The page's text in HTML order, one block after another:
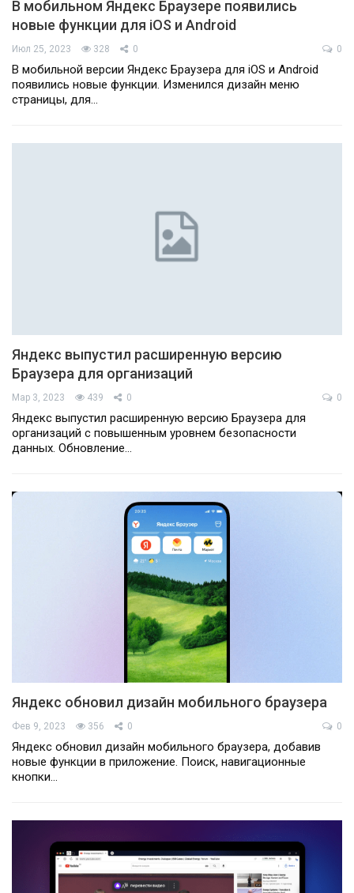
В мобильном Яндекс Браузере появились
новые функции для iOS и Android
Июл 25, 2023 328 0 0
В мобильной версии Яндекс Браузера для iOS и Android
появились новые функции. Изменился дизайн меню
страницы, для…
Яндекс выпустил расширенную версию
Браузера для организаций
Мар 3, 2023 439 0 0
Яндекс выпустил расширенную версию Браузера для
организаций с повышенным уровнем безопасности
данных. Обновление…
Яндекс обновил дизайн мобильного браузера
Фев 9, 2023 356 0 0
Яндекс обновил дизайн мобильного браузера, добавив
новые функции в приложение. Поиск, навигационные
кнопки…